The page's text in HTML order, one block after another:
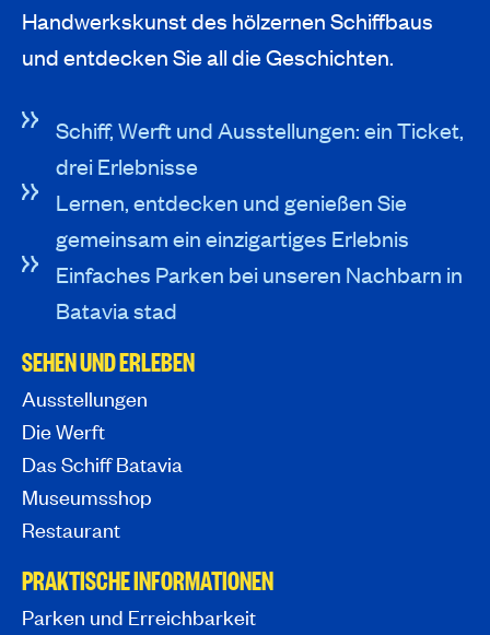
Handwerkskunst des hölzernen Schiffbaus
und entdecken Sie all die Geschichten.
Schiff, Werft und Ausstellungen: ein Ticket,
drei Erlebnisse
Lernen, entdecken und genießen Sie
gemeinsam ein einzigartiges Erlebnis
Einfaches Parken bei unseren Nachbarn in
Batavia stad
SEHEN UND ERLEBEN
Ausstellungen
Die Werft
Das Schiff Batavia
Museumsshop
Restaurant
PRAKTISCHE INFORMATIONEN
Parken und Erreichbarkeit